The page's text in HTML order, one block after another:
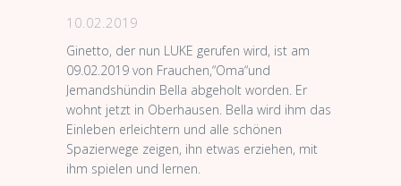
10.02.2019
Ginetto, der nun LUKE gerufen wird, ist am
09.02.2019 von Frauchen,“Oma“und
Jemandshündin Bella abgeholt worden. Er
wohnt jetzt in Oberhausen. Bella wird ihm das
Einleben erleichtern und alle schönen
Spazierwege zeigen, ihn etwas erziehen, mit
ihm spielen und lernen.